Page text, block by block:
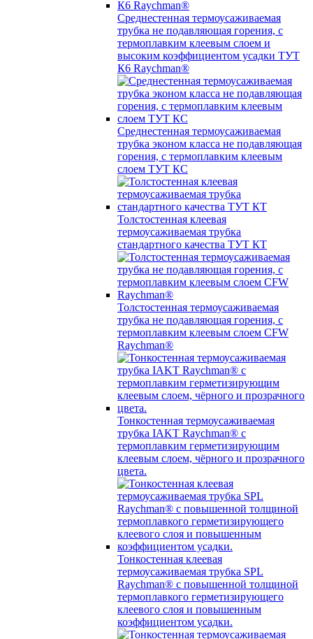
Среднестенная термоусаживаемая
трубка не подавляющая горения, с
термоплавким клеевым слоем и
высоким коэффициентом усадки ТУТ
К6 Raychman®
Среднестенная термоусаживаемая
трубка эконом класса не подавляющая
горения, с термоплавким клеевым
слоем ТУТ КС
Толстостенная клеевая
термоусаживаемая трубка
стандартного качества ТУТ КТ
Толстостенная термоусаживаемая
трубка не подавляющая горения, с
термоплавким клеевым слоем CFW
Raychman®
Тонкостенная термоусаживаемая
трубка IAKT Raychman® с
термоплавким герметизирующим
клеевым слоем, чёрного и прозрачного
цвета.
Тонкостенная клеевая
термоусаживаемая трубка SPL
Raychman® с повышенной толщиной
термоплавкого герметизирующего
клеевого слоя и повышенным
коэффициентом усадки.